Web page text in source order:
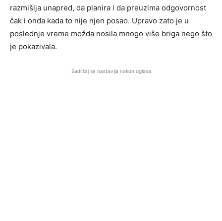
razmišlja unapred, da planira i da preuzima odgovornost
čak i onda kada to nije njen posao. Upravo zato je u
poslednje vreme možda nosila mnogo više briga nego što
je pokazivala.
Sadržaj se nastavlja nakon oglasa